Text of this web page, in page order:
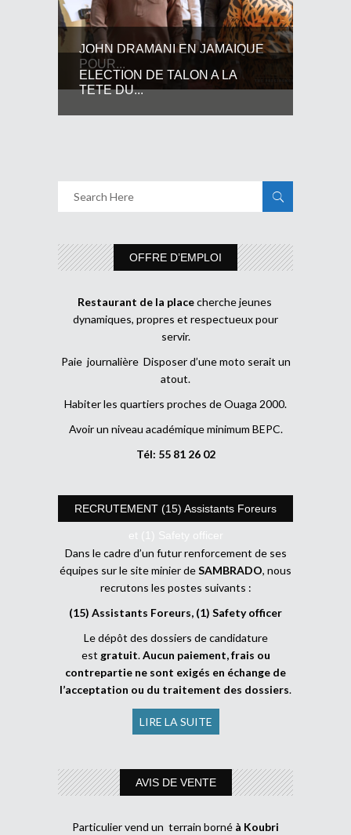
JOHN DRAMANI EN JAMAIQUE
POUR...
ELECTION DE TALON A LA
TETE DU...
OFFRE D’EMPLOI
Restaurant de la placecherche jeunes
dynamiques, propres et respectueux pour
servir.
Paie journalière Disposer d’une moto serait un
atout.
Habiter les quartiers proches de Ouaga 2000.
Avoir un niveau académique minimum BEPC.
Tél: 55 81 26 02
RECRUTEMENT (15) Assistants Foreurs
et (1) Safety officer
Dans le cadre d’un futur renforcement de ses
équipes sur le site minier deSAMBRADO, nous
recrutons les postes suivants :
(15) Assistants Foreurs, (1) Safety officer
Le dépôt des dossiers de candidature
est gratuit.Aucun paiement, frais ou
contrepartie ne sont exigés en échange de
l’acceptation ou du traitement des dossiers.
LIRE LA SUITE
AVIS DE VENTE
Particulier vend un terrain borné à Koubri